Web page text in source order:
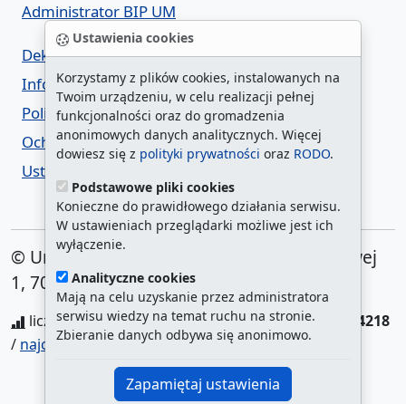
Ustawienia cookies
Korzystamy z plików cookies, instalowanych na
Twoim urządzeniu, w celu realizacji pełnej
funkcjonalności oraz do gromadzenia
anonimowych danych analitycznych. Więcej
dowiesz się z polityki prywatności oraz RODO.
Podstawowe pliki cookies
Konieczne do prawidłowego działania serwisu.
W ustawieniach przeglądarki możliwe jest ich
wyłączenie.
Analityczne cookies
Mają na celu uzyskanie przez administratora
serwisu wiedzy na temat ruchu na stronie.
Zbieranie danych odbywa się anonimowo.
Zapamiętaj ustawienia
Administrator BIP UM
Deklaracja dostępności
Informacja o urzędzie w ETR
Polityka prywatności
Ochrona danych osobowych
Ustawienia cookies
© Urząd Miasta Szczecin. Plac Armii Krajowej
1, 70-456 Szczecin
liczba wyświetleń:208131266/ aktualna strona:
4218
/ najczęściej odwiedzane strony